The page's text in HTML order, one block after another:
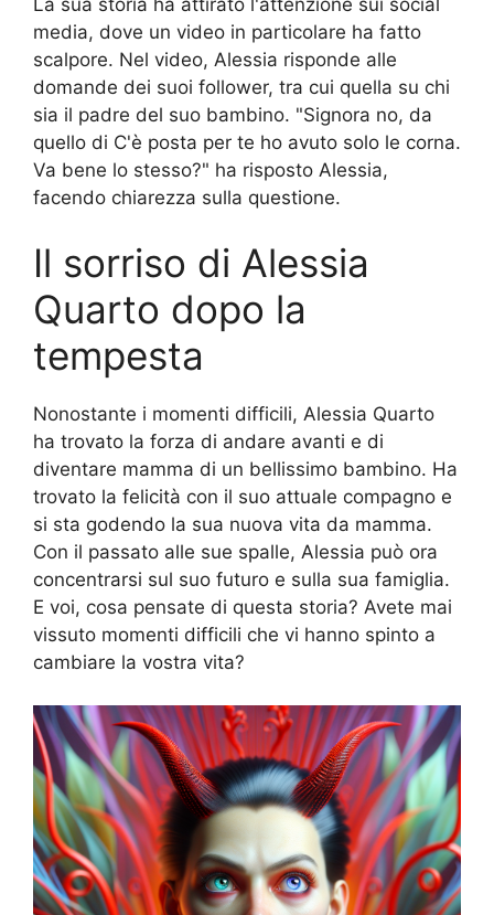
media, dove un video in particolare ha fatto
scalpore. Nel video, Alessia risponde alle
domande dei suoi follower, tra cui quella su chi
sia il padre del suo bambino. "Signora no, da
quello di C'è posta per te ho avuto solo le corna.
Va bene lo stesso?" ha risposto Alessia,
facendo chiarezza sulla questione.
Il sorriso di Alessia
Quarto dopo la
tempesta
Nonostante i momenti difficili, Alessia Quarto
ha trovato la forza di andare avanti e di
diventare mamma di un bellissimo bambino. Ha
trovato la felicità con il suo attuale compagno e
si sta godendo la sua nuova vita da mamma.
Con il passato alle sue spalle, Alessia può ora
concentrarsi sul suo futuro e sulla sua famiglia.
E voi, cosa pensate di questa storia? Avete mai
vissuto momenti difficili che vi hanno spinto a
cambiare la vostra vita?